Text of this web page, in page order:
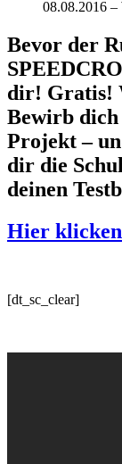
08.08.2016 –
Bevor der
dir! Gratis!
Bewirb
Projekt –
dir die
deinen
Hier
[dt_sc_clear]